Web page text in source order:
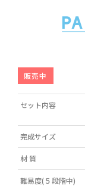
販売中
セット内容
完成サイズ
材 質
難易度(５段階中)